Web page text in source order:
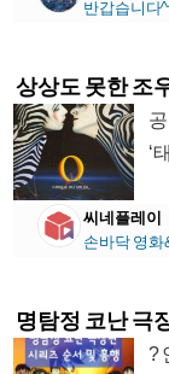
반갑습니다
상상도 못한 조
‘
씨네플레이
손바닥 영화
명탐정 코난 극
?